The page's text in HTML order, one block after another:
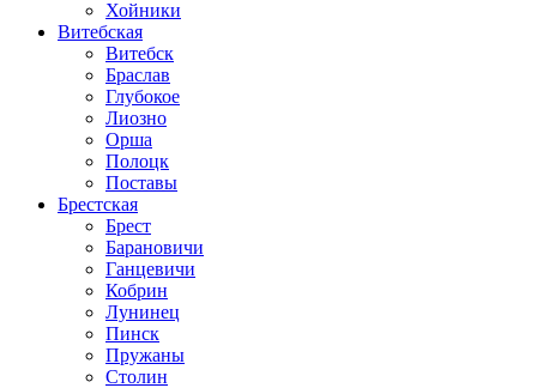
Хойники
Витебская
Витебск
Браслав
Глубокое
Лиозно
Орша
Полоцк
Поставы
Брестская
Брест
Барановичи
Ганцевичи
Кобрин
Лунинец
Пинск
Пружаны
Столин